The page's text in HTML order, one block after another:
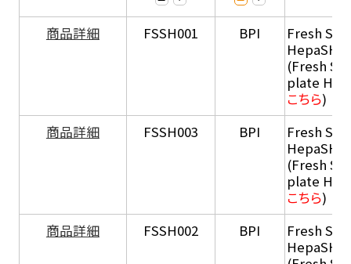
商品詳細 FSSH001 BPI
Fresh
HepaSH®
(Fresh
plate
こちら)
商品詳細
FSSH003 BPI
Fresh
HepaSH®
(Fresh
plate
こちら)
商品詳細
FSSH002 BPI
Fresh
HepaSH®